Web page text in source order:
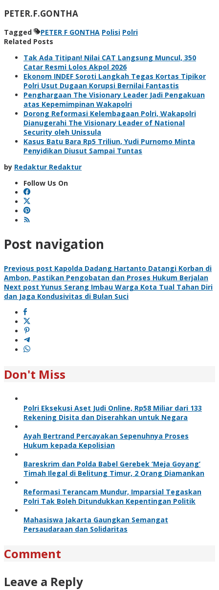
PETER.F.GONTHA
Tagged PETER F GONTHA Polisi Polri
Related Posts
Tak Ada Titipan! Nilai CAT Langsung Muncul, 350
Catar Resmi Lolos Akpol 2026
Ekonom INDEF Soroti Langkah Tegas Kortas Tipikor
Polri Usut Dugaan Korupsi Bernilai Fantastis
Penghargaan The Visionary Leader Jadi Pengakuan
atas Kepemimpinan Wakapolri
Dorong Reformasi Kelembagaan Polri, Wakapolri
Dianugerahi The Visionary Leader of National
Security oleh Unissula
Kasus Batu Bara Rp5 Triliun, Yudi Purnomo Minta
Penyidikan Diusut Sampai Tuntas
by Redaktur Redaktur
Follow Us On
Post navigation
Previous post Kapolda Dadang Hartanto Datangi Korban di
Ambon, Pastikan Pengobatan dan Proses Hukum Berjalan
Next post Yunus Serang Imbau Warga Kota Tual Tahan Diri
dan Jaga Kondusivitas di Bulan Suci
Don't Miss
Polri Eksekusi Aset Judi Online, Rp58 Miliar dari 133
Rekening Disita dan Diserahkan untuk Negara
Ayah Bertrand Percayakan Sepenuhnya Proses
Hukum kepada Kepolisian
Bareskrim dan Polda Babel Gerebek ‘Meja Goyang’
Timah Ilegal di Belitung Timur, 2 Orang Diamankan
Reformasi Terancam Mundur, Imparsial Tegaskan
Polri Tak Boleh Ditundukkan Kepentingan Politik
Mahasiswa Jakarta Gaungkan Semangat
Persaudaraan dan Solidaritas
Comment
Leave a Reply